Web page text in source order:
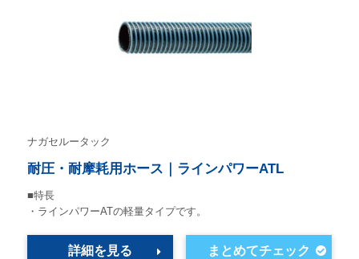
ナガセルータック
耐圧・耐摩耗用ホース｜ラインパワーATL
■特長
・ラインパワーATの軽量タイプです。
詳細を見る